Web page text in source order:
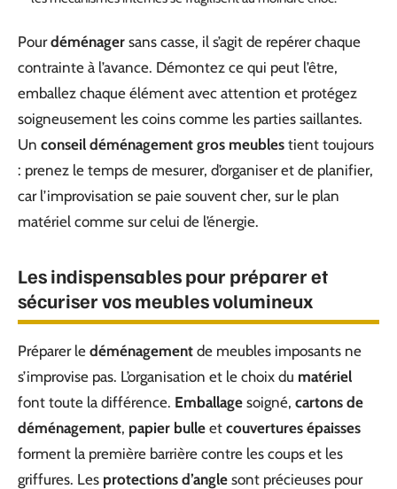
Pourdéménager sans casse, il s’agit de repérer chaque
contrainte à l’avance. Démontez ce qui peut l’être,
emballez chaque élément avec attention et protégez
soigneusement les coins comme les parties saillantes.
Un conseil déménagement gros meubles tient toujours
: prenez le temps de mesurer, d’organiser et de planifier,
car l’improvisation se paie souvent cher, sur le plan
matériel comme sur celui de l’énergie.
Les indispensables pour préparer et
sécuriser vos meubles volumineux
Préparer le déménagement de meubles imposants ne
s’improvise pas. L’organisation et le choix du matériel
font toute la différence. Emballage soigné, cartons de
déménagement, papier bulle et couvertures épaisses
forment la première barrière contre les coups et les
griffures. Les protections d’angle sont précieuses pour